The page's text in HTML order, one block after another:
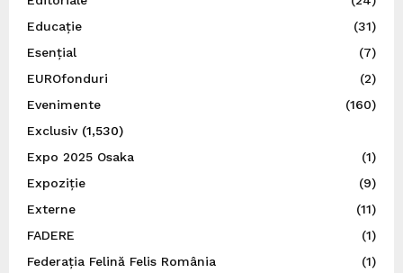
Educație
(31)
Esențial
(7)
EUROfonduri
(2)
Evenimente
(160)
Exclusiv(1,530)
Expo 2025 Osaka
(1)
Expoziție
(9)
Externe
(11)
FADERE
(1)
Federația Felină Felis România
(1)